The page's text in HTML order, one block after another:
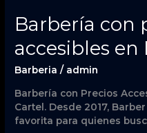
Barbería con
accesibles en
Barberia / admin
Barbería con Precios
Cartel. Desde 2017,
favorita para quienes
Barbería
con
precios
en
Vegas